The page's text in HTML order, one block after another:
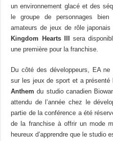
un environnement glacé et des
le groupe de personnages
amateurs de jeux de rôle japonais
Kingdom Hearts III
sera
une première pour la franchise.
Du côté des développeurs, EA ne
sur les jeux de sport et a
Anthem du studio canadien
attendu de l’année chez le
partie de la conférence a été
de la franchise à offrir un mode
heureux d’apprendre que le studio